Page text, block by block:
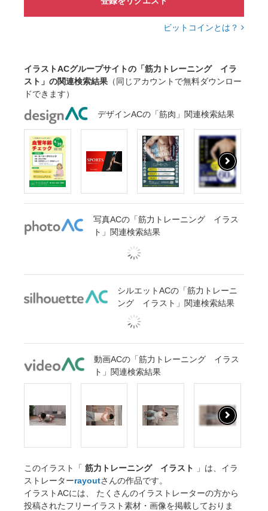
ビットコインとは？
イラストACグループサイトの「筋力トレーニング イラ
スト」の関連検索結果 （同じアカウントで無料ダウンロー
ドできます）
デザインACの「筋肉」関連検索結果
写真ACの「筋力トレーニング イラス
ト」関連検索結果
シルエットACの「筋力トレーニ
ング イラスト」関連検索結果
動画ACの「筋力トレーニング イラス
ト」関連検索結果
このイラスト「 筋力トレーニング イラスト
」は、イラ
ストレーターrayoutさんの作品です。
イラストACには、 たくさんのイラストレーターの方から
投稿されたフリーイラスト素材・画像を掲載しておりま